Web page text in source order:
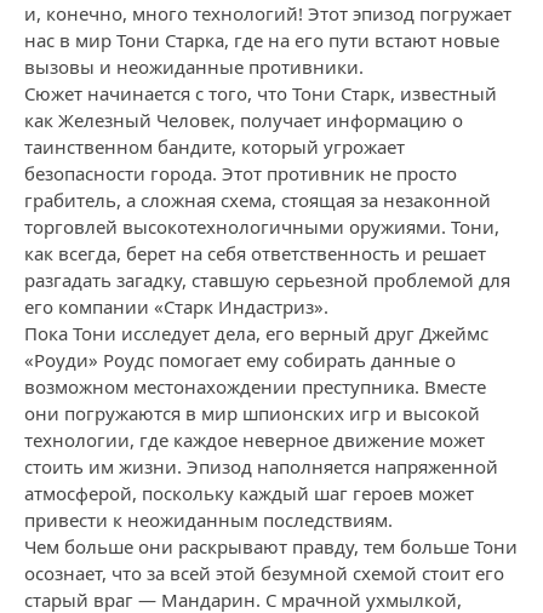
и, конечно, много технологий! Этот эпизод погружает
нас в мир Тони Старка, где на его пути встают новые
вызовы и неожиданные противники.
Сюжет начинается с того, что Тони Старк, известный
как Железный Человек, получает информацию о
таинственном бандите, который угрожает
безопасности города. Этот противник не просто
грабитель, а сложная схема, стоящая за незаконной
торговлей высокотехнологичными оружиями. Тони,
как всегда, берет на себя ответственность и решает
разгадать загадку, ставшую серьезной проблемой для
его компании «Старк Индастриз».
Пока Тони исследует дела, его верный друг Джеймс
«Роуди» Роудс помогает ему собирать данные о
возможном местонахождении преступника. Вместе
они погружаются в мир шпионских игр и высокой
технологии, где каждое неверное движение может
стоить им жизни. Эпизод наполняется напряженной
атмосферой, поскольку каждый шаг героев может
привести к неожиданным последствиям.
Чем больше они раскрывают правду, тем больше Тони
осознает, что за всей этой безумной схемой стоит его
старый враг — Мандарин. С мрачной ухмылкой,